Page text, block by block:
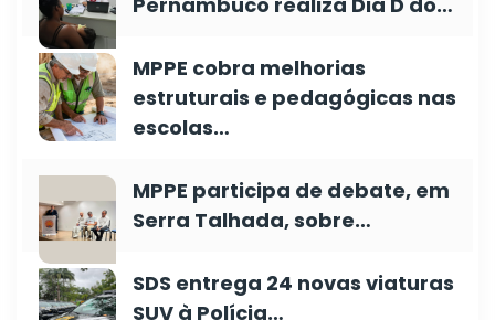
MPPE cobra melhorias
estruturais e pedagógicas nas
escolas…
MPPE participa de debate, em
Serra Talhada, sobre…
SDS entrega 24 novas viaturas
SUV à Polícia…